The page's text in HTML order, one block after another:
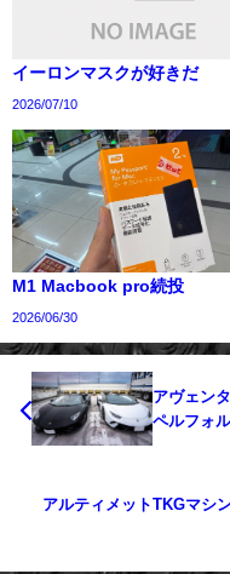
イーロンマスクが好きだ
2026/07/10
M1 Macbook pro続投
2026/06/30
アヴェン
ペルフォ
アルティメットTKGマシ